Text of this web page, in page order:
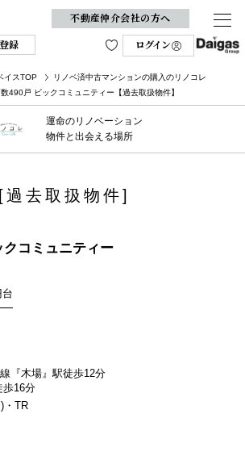
不動産仲介会社の方へ
録 ログイン
イスTOP
リノベ済中古マンションの購入のリノコレ
490戸 ビックコミュニティー【過去取扱物件】
運命のリノベーション
物件と出会える場所
[過去取扱物件]
コミュニティー
台
『木場』駅徒歩12分
歩16分
・TR